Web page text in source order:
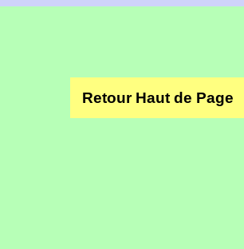
Retour Haut de Page